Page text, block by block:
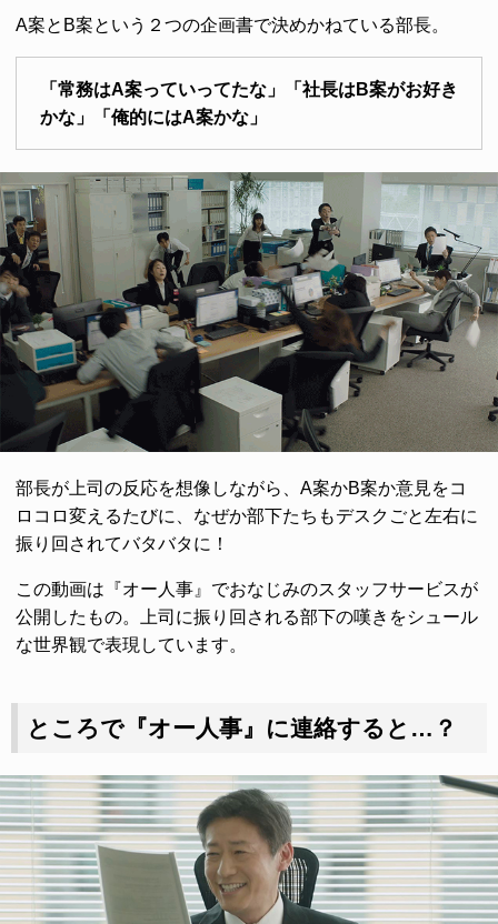
A案とB案という２つの企画書で決めかねている部長。
「常務はA案っていってたな」「社長はB案がお好き
かな」「俺的にはA案かな」
部長が上司の反応を想像しながら、A案かB案か意見をコ
ロコロ変えるたびに、なぜか部下たちもデスクごと左右に
振り回されてバタバタに！
この動画は『オー人事』でおなじみのスタッフサービスが
公開したもの。上司に振り回される部下の嘆きをシュール
な世界観で表現しています。
ところで『オー人事』に連絡すると…？